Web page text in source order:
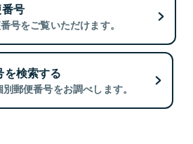
号
号をご覧いただけます。
を検索する
郵便番号をお調べします。